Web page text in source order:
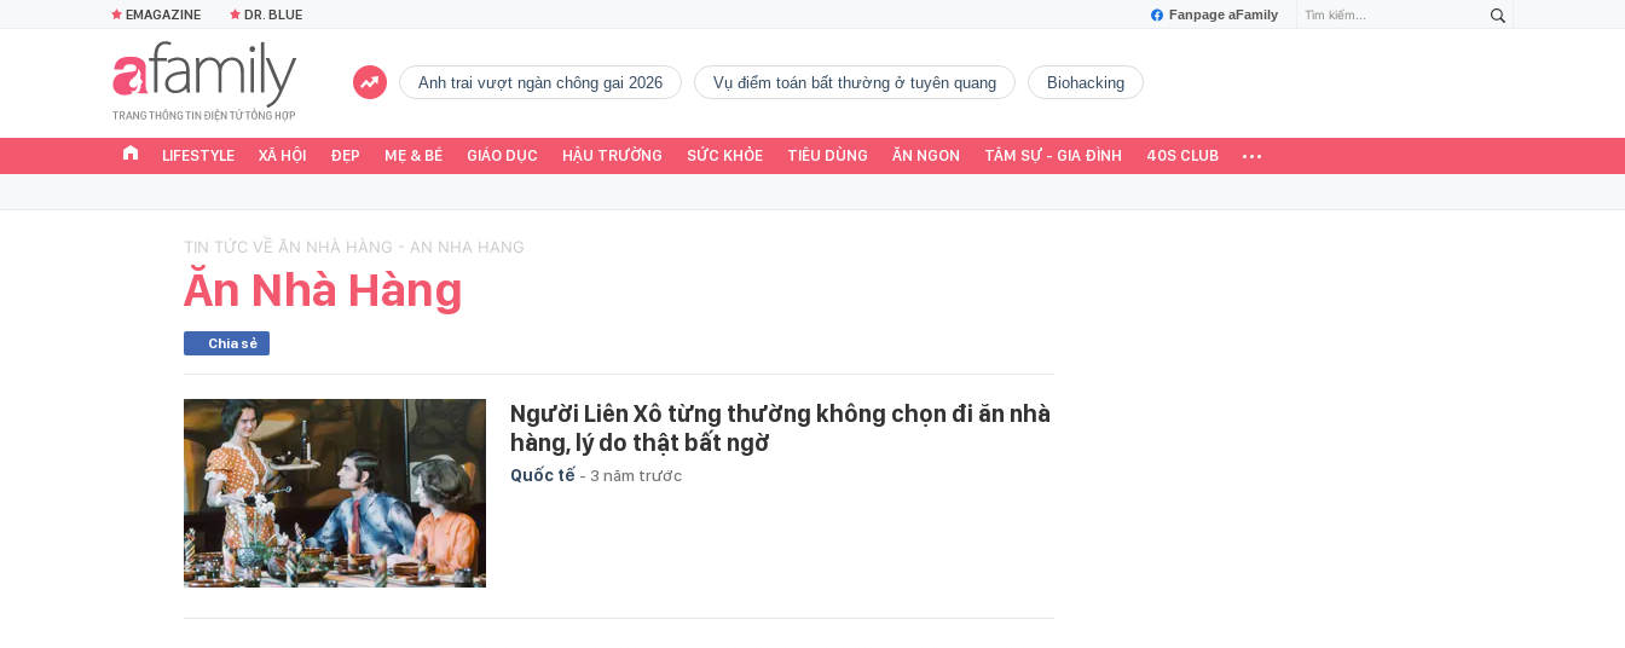
Fanpage aFamily
EMAGAZINE DR. BLUE
Anh trai vượt ngàn chông gai 2026 vụ điểm toán bất thường ở tuyên quang Biohacking
LIFESTYLE XÃ HỘI ĐẸP MẸ & BÉ GIÁO DỤC HẬU TRƯỜNG SỨC KHỎE TIÊU DÙNG ĂN NGON TÂM SỰ - GIA ĐÌNH 40S CLUB
TIN TỨC VỀ ĂN NHÀ HÀNG - AN NHA HANG
Ăn Nhà Hàng
Chia sẻ
Người Liên Xô từng thường không chọn đi ăn nhà
hàng, lý do thật bất ngờ
Quốc tế - 3 năm trước